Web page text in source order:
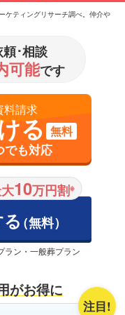
ティングリサーチ調べ。仲介や
･相談
可能です
料請求
る 無料
でも対応
10万円割※
（無料）
ラン・一般葬プラン
がお得に
注目!